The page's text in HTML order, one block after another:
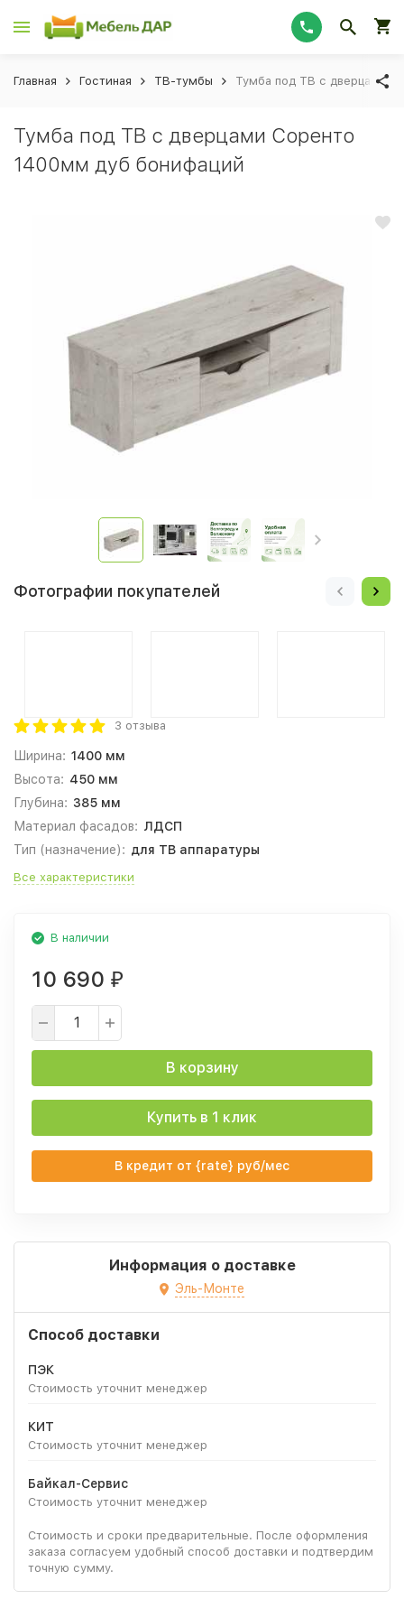
Главная Гостиная ТВ-тумбы Тумба под ТВ с дверцами
Тумба под ТВ с дверцами Соренто
1400мм дуб бонифаций
Фотографии покупателей
3 отзыва
Ширина: 1400 мм
Высота: 450 мм
Глубина: 385 мм
Материал фасадов: ЛДСП
Тип (назначение): для ТВ аппаратуры
Все характеристики
В наличии
10 690 ₽
В корзину
Купить в 1 клик
В кредит от {rate} руб/мес
Информация о доставке
Эль-Монте
Способ доставки
ПЭК
Стоимость уточнит менеджер
КИТ
Стоимость уточнит менеджер
Байкал-Сервис
Стоимость уточнит менеджер
Стоимость и сроки предварительные. После оформления
заказа согласуем удобный способ доставки и подтвердим
точную сумму.